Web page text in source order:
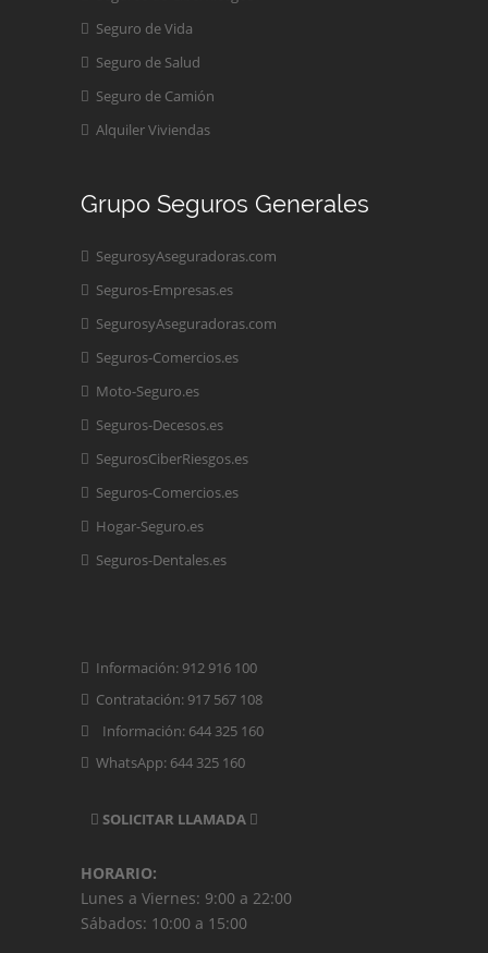
Seguro de Vida
Seguro de Salud
Seguro de Camión
Alquiler Viviendas
Grupo Seguros Generales
SegurosyAseguradoras.com
Seguros-Empresas.es
SegurosyAseguradoras.com
Seguros-Comercios.es
Moto-Seguro.es
Seguros-Decesos.es
SegurosCiberRiesgos.es
Seguros-Comercios.es
Hogar-Seguro.es
Seguros-Dentales.es
Información: 912 916 100
Contratación: 917 567 108
Información: 644 325 160
WhatsApp: 644 325 160
SOLICITAR LLAMADA
HORARIO:
Lunes a Viernes: 9:00 a 22:00
Sábados: 10:00 a 15:00